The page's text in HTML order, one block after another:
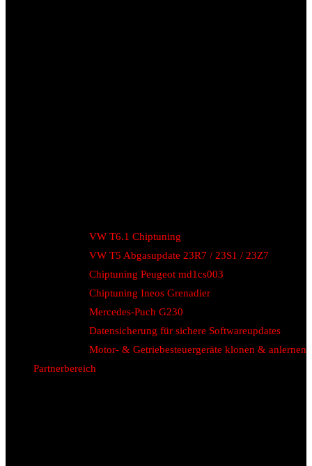
VW T6.1 Chiptuning
VW T5 Abgasupdate 23R7 / 23S1 / 23Z7
Chiptuning Peugeot md1cs003
Chiptuning Ineos Grenadier
Mercedes-Puch G230
Datensicherung für sichere Softwareupdates
Motor- & Getriebesteuergeräte klonen & anlernen
Partnerbereich